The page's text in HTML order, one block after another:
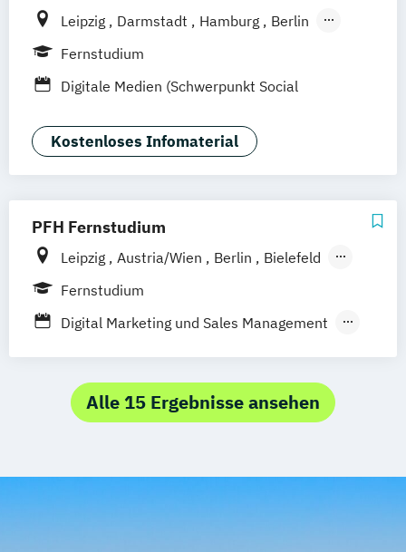
Leipzig Darmstadt Hamburg
Berlin
Hannover
Zürich Rostock Dortmund
Fernstudium
Digitale Medien (Schwerpunkt Social
Kostenloses Infomaterial
PFH Fernstudium
Leipzig Austria/Wien Berlin
Bielefeld
Bremen
Göttingen Hamburg Hannover
Kaiserslautern/Kusel Kiel
Ludwigshafen/Diez München Nürnberg
Online-Fernstudium Regensburg Stade
Fernstudium
Digital Marketing und Sales Management
Alle 15 Ergebnisse ansehen